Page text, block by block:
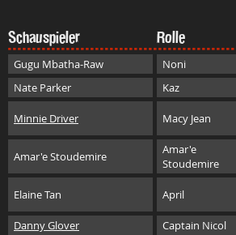
Schauspieler Rolle
Gugu Mbatha-Raw Noni
Nate Parker
Kaz
Minnie Driver Macy Jean
Amar'e Stoudemire
Amar'e
Stoudemire
Elaine Tan April
Danny Glover
Captain Nicol